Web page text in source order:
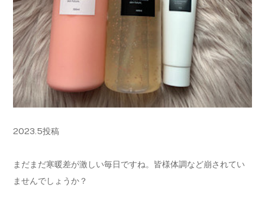
2023.5投稿
まだまだ寒暖差が激しい毎日ですね。皆様体調など崩されてい
ませんでしょうか？